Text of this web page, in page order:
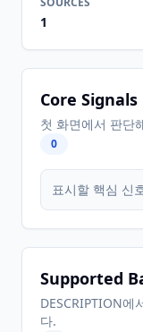
1
Core Signals
첫 화면에서 판단
0
표시할 핵심 신
Supported
DESCRIPTION
다.